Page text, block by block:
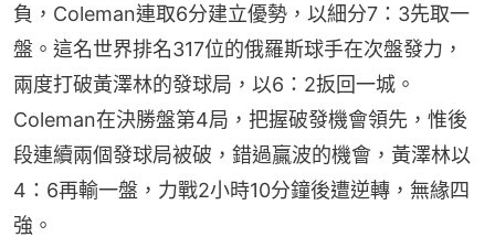
負，Coleman連取6分建立優勢，以細分7：3先取一
盤。這名世界排名317位的俄羅斯球手在次盤發力，
兩度打破黃澤林的發球局，以6：2扳回一城。
Coleman在決勝盤第4局，把握破發機會領先，惟後
段連續兩個發球局被破，錯過贏波的機會，黃澤林以
4：6再輸一盤，力戰2小時10分鐘後遭逆轉，無緣四
強。